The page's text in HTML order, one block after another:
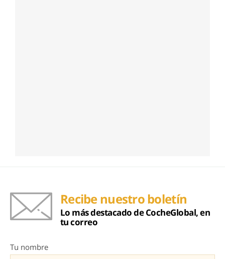
Recibe nuestro boletín
Lo más destacado de CocheGlobal, en
tu correo
Tu nombre